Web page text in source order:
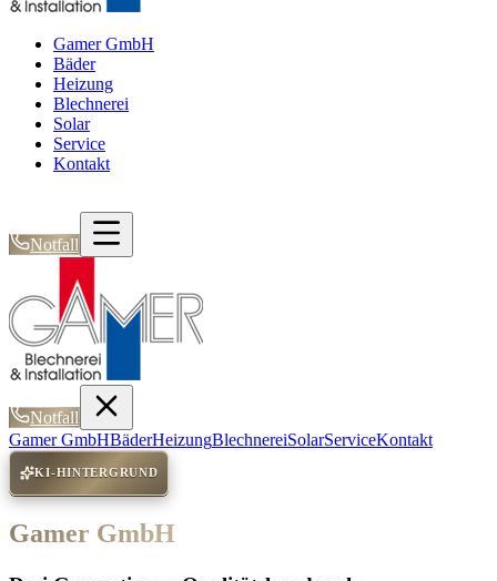
Gamer GmbH
Bäder
Heizung
Blechnerei
Solar
Service
Kontakt
Notfall
Notfall
Gamer GmbHBäderHeizungBlechnereiSolarServiceKontakt
KI-HINTERGRUND
Gamer GmbH